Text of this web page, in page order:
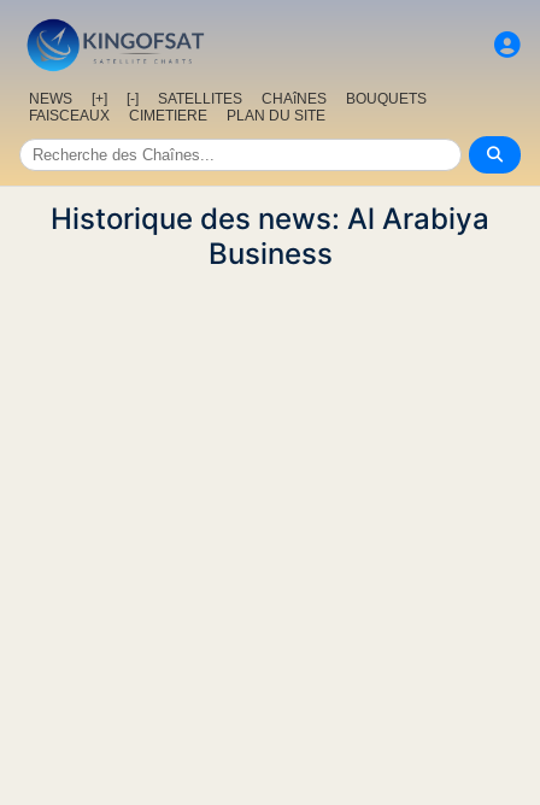
NEWS [+] [-] SATELLITES CHAîNES
BOUQUETS
FAISCEAUX
CIMETIERE PLAN DU SITE
Historique des news: Al Arabiya
Business